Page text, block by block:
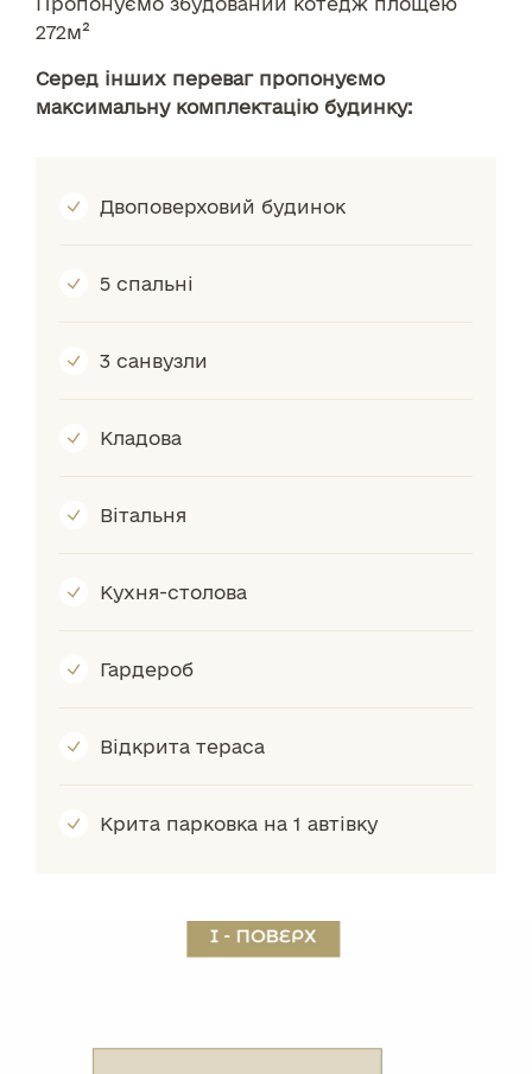
272м²
Серед інших переваг пропонуємо
максимальну комплектацію будинку:
Двоповерховий будинок
5 спальні
3 санвузли
Кладова
Вітальня
Кухня-столова
Гардероб
Відкрита тераса
Крита парковка на 1 автівку